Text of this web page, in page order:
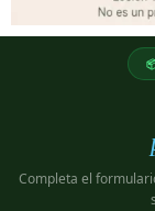
Completa el